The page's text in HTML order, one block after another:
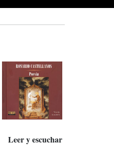
Leer y escuchar